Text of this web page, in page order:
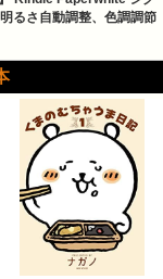
るさ自動調整、色調調節